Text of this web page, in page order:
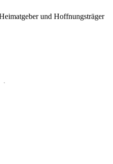
und Hoffnungsträger